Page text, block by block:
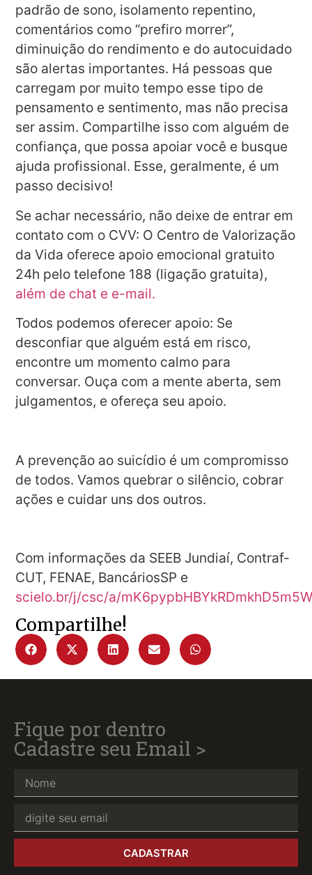
padrão de sono, isolamento repentino,
comentários como “prefiro morrer”,
diminuição do rendimento e do autocuidado
são alertas importantes. Há pessoas que
carregam por muito tempo esse tipo de
pensamento e sentimento, mas não precisa
ser assim. Compartilhe isso com alguém de
confiança, que possa apoiar você e busque
ajuda profissional. Esse, geralmente, é um
passo decisivo!
Se achar necessário, não deixe de entrar em
contato com o CVV: O Centro de Valorização
da Vida oferece apoio emocional gratuito
24h pelo telefone 188 (ligação gratuita),
além de chat e e-mail.
Todos podemos oferecer apoio: Se
desconfiar que alguém está em risco,
encontre um momento calmo para
conversar. Ouça com a mente aberta, sem
julgamentos, e ofereça seu apoio.
A prevenção ao suicídio é um compromisso
de todos. Vamos quebrar o silêncio, cobrar
ações e cuidar uns dos outros.
Com informações da SEEB Jundiaí, Contraf-
CUT, FENAE, BancáriosSP e
scielo.br/j/csc/a/
Compartilhe!
Fique por dentro
Cadastre seu Email >
CADASTRAR